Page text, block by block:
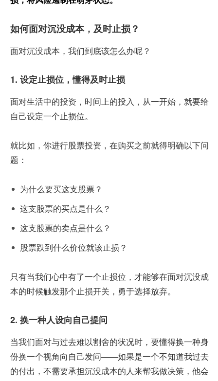
如何面对沉没成本，及时止损？
面对沉没成本，我们到底该怎么办呢？
1. 设定止损位，懂得及时止损
面对生活中的投资，时间上的投入，从一开始，就要给
自己设定一个止损位。
就比如，你进行股票投资，在购买之前就得明确以下问
题：
为什么要买这支股票？
这支股票的买点是什么？
这支股票的卖点是什么？
股票跌到什么价位就该止损？
只有当我们心中有了一个止损位，才能够在面对沉没成
本的时候触发那个止损开关，勇于选择放弃。
2. 换一种人设向自己提问
当我们面对与过去难以割舍的状况时，要懂得换一种身
份换一个视角向自己发问——如果是一个不知道我过去
的付出，不需要承担沉没成本的人来帮我做决策，他会